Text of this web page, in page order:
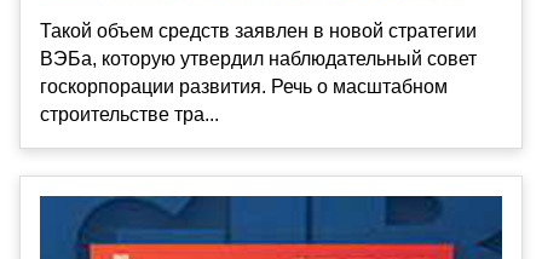
Такой объем средств заявлен в новой стратегии
ВЭБа, которую утвердил наблюдательный совет
госкорпорации развития. Речь о масштабном
строительстве тра...